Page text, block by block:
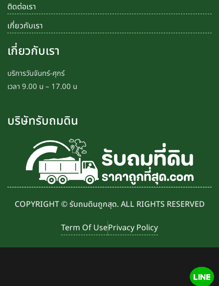
ติดต่อเรา
เกี่ยวกับเรา
เกี่ยวกับเรา
บริการวันจันทร์-ศุกร์
เวลา 9.00 น – 17.00 น
บริษัทรับถมดิน
COPYRIGHT © รับถมดินถูกสุด. ALL RIGHTS RESERVED
Term Of UsePrivacy Policy